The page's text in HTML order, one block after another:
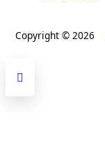
Copyright © 2026